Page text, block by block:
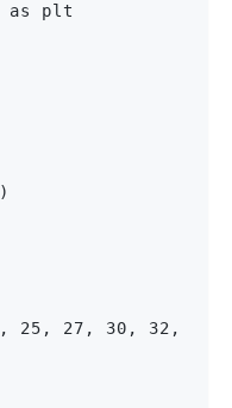
as plt
25, 27, 30, 32,